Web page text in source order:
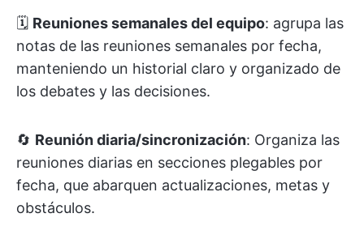
🗓️ Reuniones semanales del equipo: agrupa las
notas de las reuniones semanales por fecha,
manteniendo un historial claro y organizado de
los debates y las decisiones.
🔄 Reunión diaria/sincronización: Organiza las
reuniones diarias en secciones plegables por
fecha, que abarquen actualizaciones, metas y
obstáculos.